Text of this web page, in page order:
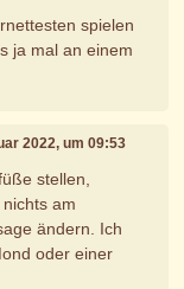
spielen
ja mal an einem
2022, um 09:53
stellen,
am
ändern. Ich
oder einer